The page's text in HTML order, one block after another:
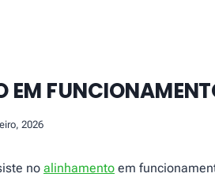
EM
2026
no alinhamento em